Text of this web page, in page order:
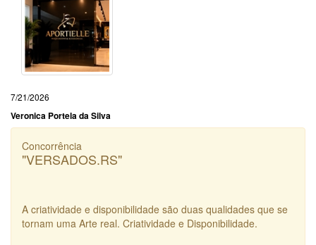
7/21/2026
Veronica Portela da Silva
Concorrência
"VERSADOS.RS"
A criatividade e disponibilidade são duas qualidades que se
tornam uma Arte real. Criatividade e Disponibilidade.